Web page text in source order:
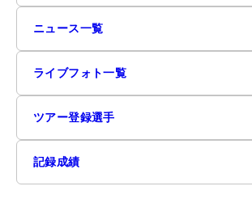
ニュース一覧
ライブフォト一覧
ツアー登録選手
記録成績